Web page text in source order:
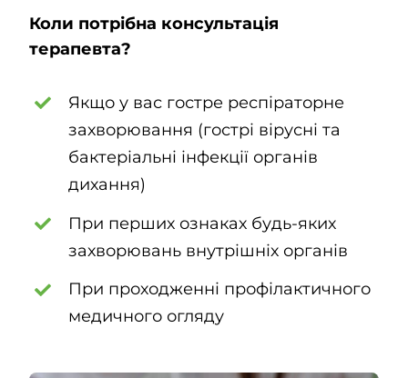
Коли потрібна консультація
терапевта?
Якщо у вас гостре респіраторне
захворювання (гострі вірусні та
бактеріальні інфекції органів
дихання)
При перших ознаках будь-яких
захворювань внутрішніх органів
При проходженні профілактичного
медичного огляду